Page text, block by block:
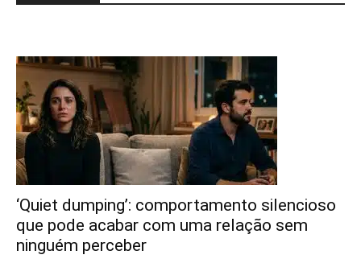
‘Quiet dumping’: comportamento silencioso
que pode acabar com uma relação sem
ninguém perceber